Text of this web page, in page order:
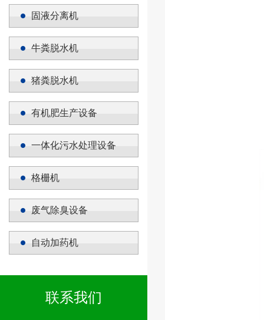
固液分离机
牛粪脱水机
猪粪脱水机
有机肥生产设备
一体化污水处理设备
格栅机
废气除臭设备
自动加药机
联系我们